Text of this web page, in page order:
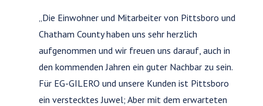
„Die Einwohner und Mitarbeiter von Pittsboro und
Chatham County haben uns sehr herzlich
aufgenommen und wir freuen uns darauf, auch in
den kommenden Jahren ein guter Nachbar zu sein.
Für EG-GILERO und unsere Kunden ist Pittsboro
ein verstecktes Juwel; Aber mit dem erwarteten